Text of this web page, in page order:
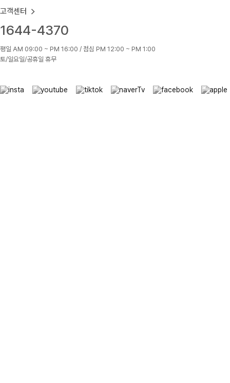
고객센터
1644-4370
평일 AM 09:00 ~ PM 16:00 / 점심 PM 12:00 ~ PM 1:00
토/일요일/공휴일 휴무